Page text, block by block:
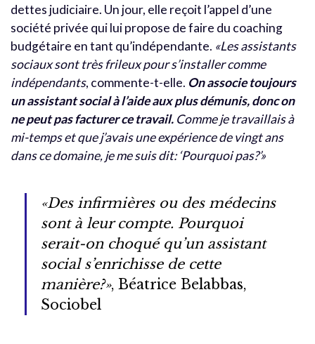
dettes judiciaire. Un jour, elle reçoit l’appel d’une
société privée qui lui propose de faire du coaching
budgétaire en tant qu’indépendante. «Les assistants
sociaux sont très frileux pour s’installer comme
indépendants, commente-t-elle. On associe toujours
un assistant social à l’aide aux plus démunis, donc on
ne peut pas facturer ce travail. Comme je travaillais à
mi-temps et que j’avais une expérience de vingt ans
dans ce domaine, je me suis dit: ‘Pourquoi pas?’»
«Des infirmières ou des médecins
sont à leur compte. Pourquoi
serait-on choqué qu’un assistant
social s’enrichisse de cette
manière?», Béatrice Belabbas,
Sociobel